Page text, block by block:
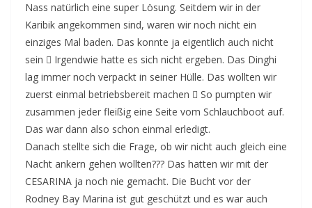
Nass natürlich eine super Lösung. Seitdem wir in der
Karibik angekommen sind, waren wir noch nicht ein
einziges Mal baden. Das konnte ja eigentlich auch nicht
sein  Irgendwie hatte es sich nicht ergeben. Das Dinghi
lag immer noch verpackt in seiner Hülle. Das wollten wir
zuerst einmal betriebsbereit machen  So pumpten wir
zusammen jeder fleißig eine Seite vom Schlauchboot auf.
Das war dann also schon einmal erledigt.
Danach stellte sich die Frage, ob wir nicht auch gleich eine
Nacht ankern gehen wollten??? Das hatten wir mit der
CESARINA ja noch nie gemacht. Die Bucht vor der
Rodney Bay Marina ist gut geschützt und es war auch